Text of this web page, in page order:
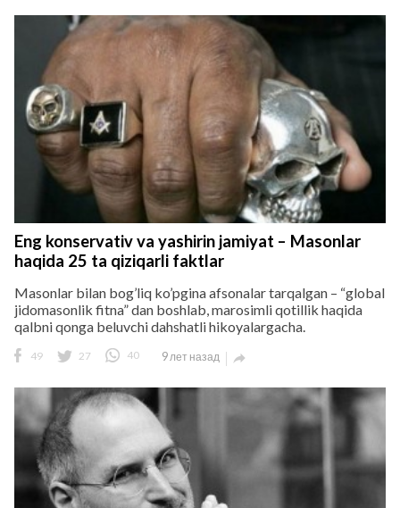
Eng konservativ va yashirin jamiyat – Masonlar
haqida 25 ta qiziqarli faktlar
Masonlar bilan bog’liq ko’pgina afsonalar tarqalgan – “global
jidomasonlik fitna” dan boshlab, marosimli qotillik haqida
qalbni qonga beluvchi dahshatli hikoyalargacha.
49 27 40 9 лет назад 